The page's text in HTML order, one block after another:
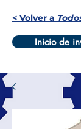
< Volver a
Inicio de